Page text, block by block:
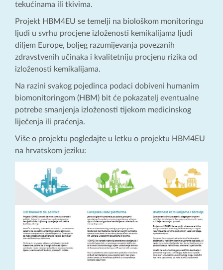
tekućinama ili tkivima.
Projekt HBM4EU se temelji na biološkom monitoringu
ljudi u svrhu procjene izloženosti kemikalijama ljudi
diljem Europe, boljeg razumijevanja povezanih
zdravstvenih učinaka i kvalitetniju procjenu rizika od
izloženosti kemikalijama.
Na razini svakog pojedinca podaci dobiveni humanim
biomonitoringom (HBM) bit će pokazatelj eventualne
potrebe smanjenja izloženosti tijekom medicinskog
liječenja ili praćenja.
Više o projektu pogledajte u letku o projektu HBM4EU
na hrvatskom jeziku: